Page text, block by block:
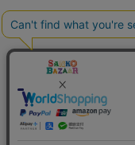
ご利用ガイド